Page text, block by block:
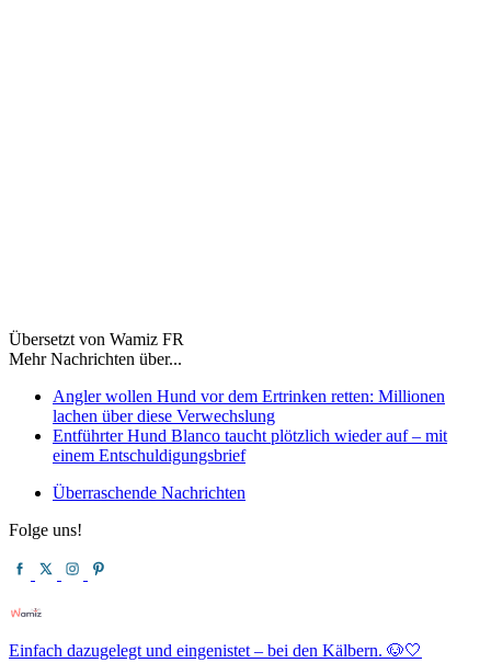
Übersetzt von Wamiz FR
Mehr Nachrichten über...
Angler wollen Hund vor dem Ertrinken retten: Millionen
lachen über diese Verwechslung
Entführter Hund Blanco taucht plötzlich wieder auf – mit
einem Entschuldigungsbrief
Überraschende Nachrichten
Folge uns!
Einfach dazugelegt und eingenistet – bei den Kälbern. 🐶🤍